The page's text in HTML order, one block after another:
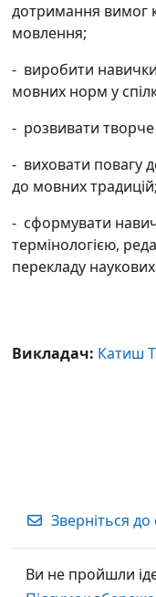
дотримання вимог
мовлення;
- виробити
мовних норм у
- розвивати
- виховати повагу
до мовних традицій;
- сформувати
термінологією,
перекладу наукових
Викладач: Катиш
Зверніться
Ви не пройшли